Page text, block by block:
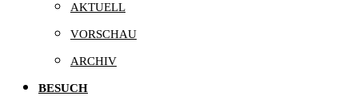
AKTUELL
VORSCHAU
ARCHIV
BESUCH